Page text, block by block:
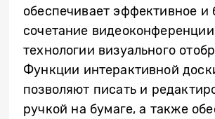
обеспечивает эффективное и
сочетание
технологии визуального
Функции интерактивной
позволяют писать и
ручкой на бумаге, а также